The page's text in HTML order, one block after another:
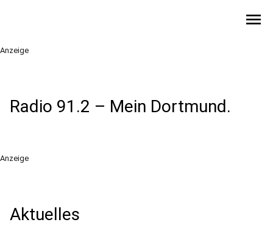
menu
Anzeige
Radio 91.2 – Mein Dortmund.
Anzeige
Aktuelles